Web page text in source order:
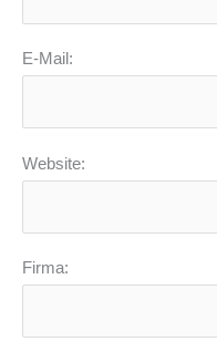
E-Mail:
Website:
Firma: